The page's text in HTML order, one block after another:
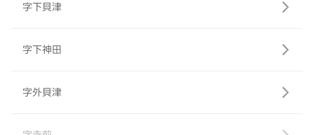
字下貝津
字下神田
字外貝津